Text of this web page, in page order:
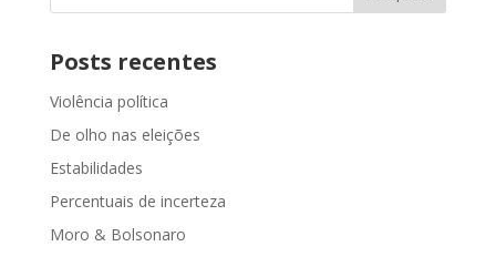
Posts recentes
Violência política
De olho nas eleições
Estabilidades
Percentuais de incerteza
Moro & Bolsonaro